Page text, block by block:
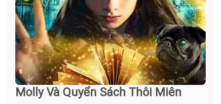
Molly Và Quyển Sách Thôi Miên